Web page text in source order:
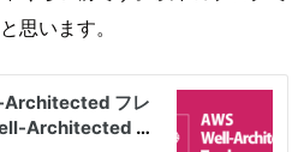
思います。